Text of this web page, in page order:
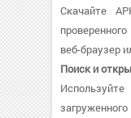
Скачайте
веб-браузер
Поиск и